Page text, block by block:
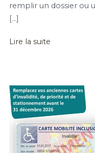
remplir un dossier ou
[…]
Lire la suite